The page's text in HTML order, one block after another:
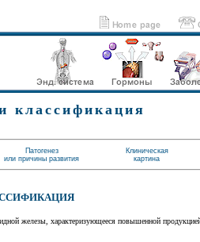
классификация
Патогенез
или причины развития
Клиническая
картина
железы, характеризующееся повышенной